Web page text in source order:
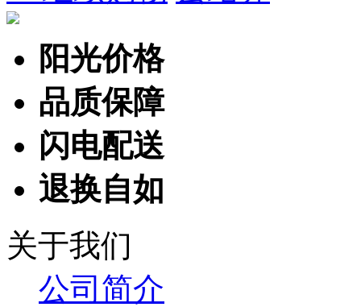
阳光价格
品质保障
闪电配送
退换自如
关于我们
公司简介